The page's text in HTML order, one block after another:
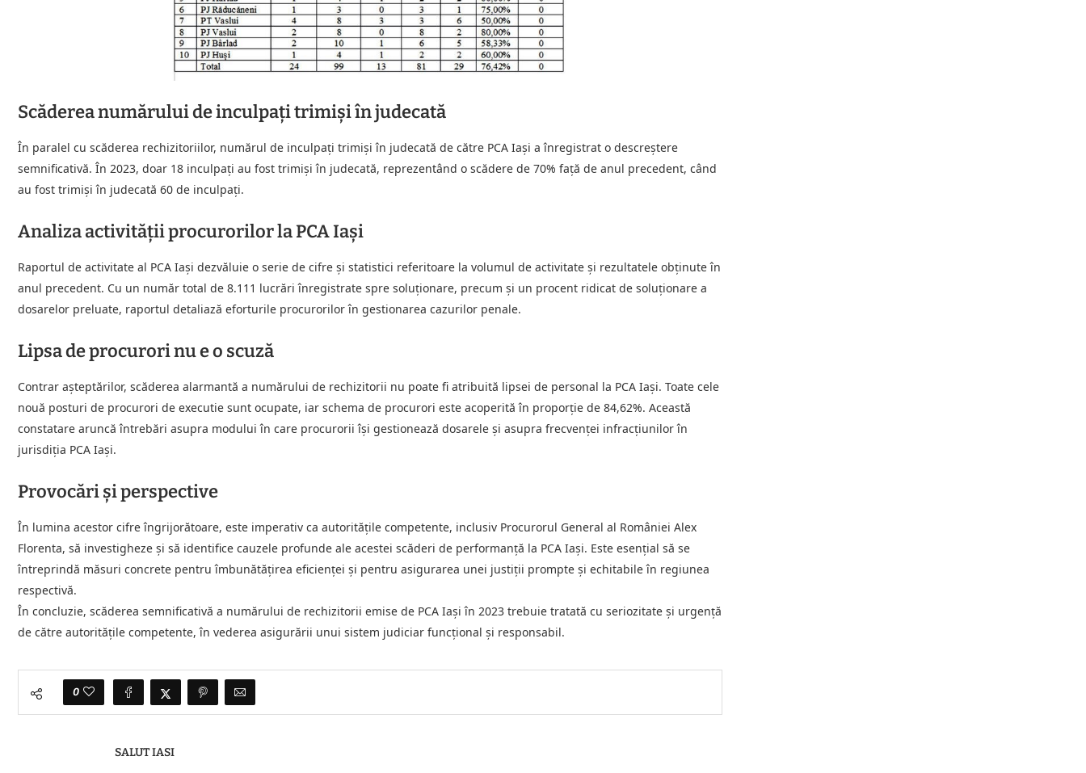
Scăderea numărului de inculpați trimiși în judecată
În paralel cu scăderea rechizitoriilor, numărul de inculpați trimiși în judecată de către PCA Iași a înregistrat o descreștere
semnificativă. În 2023, doar 18 inculpați au fost trimiși în judecată, reprezentând o scădere de 70% față de anul precedent, când
au fost trimiși în judecată 60 de inculpați.
Analiza activității procurorilor la PCA Iași
Raportul de activitate al PCA Iași dezvăluie o serie de cifre și statistici referitoare la volumul de activitate și rezultatele obținute în
anul precedent. Cu un număr total de 8.111 lucrări înregistrate spre soluționare, precum și un procent ridicat de soluționare a
dosarelor preluate, raportul detaliază eforturile procurorilor în gestionarea cazurilor penale.
Lipsa de procurori nu e o scuză
Contrar așteptărilor, scăderea alarmantă a numărului de rechizitorii nu poate fi atribuită lipsei de personal la PCA Iași. Toate cele
nouă posturi de procurori de executie sunt ocupate, iar schema de procurori este acoperită în proporție de 84,62%. Această
constatare aruncă întrebări asupra modului în care procurorii își gestionează dosarele și asupra frecvenței infracțiunilor în
jurisdiția PCA Iași.
Provocări și perspective
În lumina acestor cifre îngrijorătoare, este imperativ ca autoritățile competente, inclusiv Procurorul General al României Alex
Florenta, să investigheze și să identifice cauzele profunde ale acestei scăderi de performanță la PCA Iași. Este esențial să se
întreprindă măsuri concrete pentru îmbunătățirea eficienței și pentru asigurarea unei justiții prompte și echitabile în regiunea
respectivă.
În concluzie, scăderea semnificativă a numărului de rechizitorii emise de PCA Iași în 2023 trebuie tratată cu seriozitate și urgență
de către autoritățile competente, în vederea asigurării unui sistem judiciar funcțional și responsabil.
0
SALUT IASI